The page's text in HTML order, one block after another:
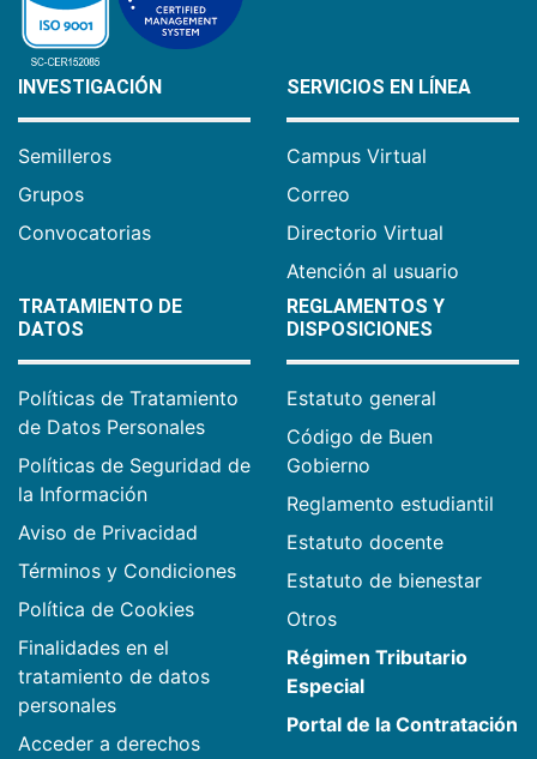
INVESTIGACIÓN
Semilleros
Grupos
Convocatorias
SERVICIOS EN LÍNEA
Campus Virtual
Correo
Directorio Virtual
Atención al usuario
TRATAMIENTO DE
DATOS
Políticas de Tratamiento
de Datos Personales
Políticas de Seguridad de
la Información
Aviso de Privacidad
Términos y Condiciones
Política de Cookies
Finalidades en el
tratamiento de datos
personales
Acceder a derechos
REGLAMENTOS Y
DISPOSICIONES
Estatuto general
Código de Buen
Gobierno
Reglamento estudiantil
Estatuto docente
Estatuto de bienestar
Otros
Régimen Tributario
Especial
Portal de la Contratación